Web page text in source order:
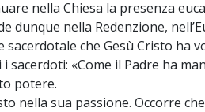
nella Chiesa la presenza
dunque nella Redenzione,
sacerdotale che Gesù Cristo ha
«Come il Padre ha
potere.
nella sua passione. Occorre